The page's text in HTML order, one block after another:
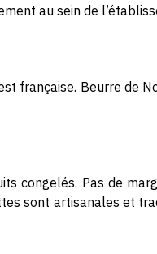
au sein de
française. Beurre de
congelés. Pas de
sont artisanales et